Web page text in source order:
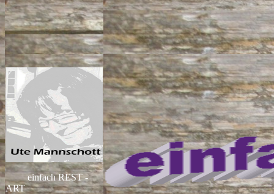
einfach REST -
ART